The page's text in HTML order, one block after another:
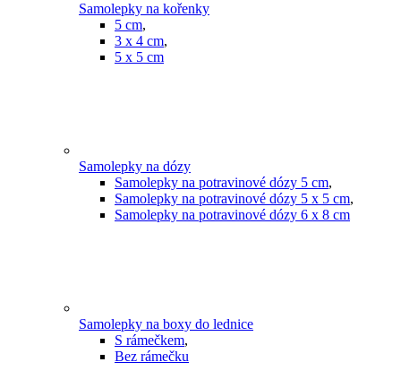
Samolepky na kořenky
5 cm,
3 x 4 cm,
5 x 5 cm
Samolepky na dózy
Samolepky na potravinové dózy 5 cm,
Samolepky na potravinové dózy 5 x 5 cm,
Samolepky na potravinové dózy 6 x 8 cm
Samolepky na boxy do lednice
S rámečkem,
Bez rámečku